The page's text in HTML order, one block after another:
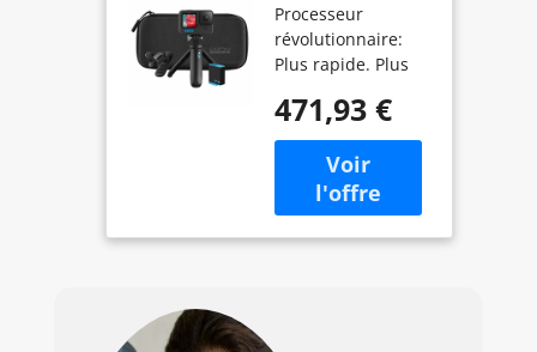
Comprend Un
Clip
magnétique
pivotant, Une
Batterie
Rechargeable,
Un Shorty
(trépied +
poignée) et Un
étui de
Processeur
révolutionnaire:
Plus rapide. Plus
performant. Le
nouveau moteur
GP2, très puissant,
change la donne :
des performances
exceptionnelles,
471,93 €